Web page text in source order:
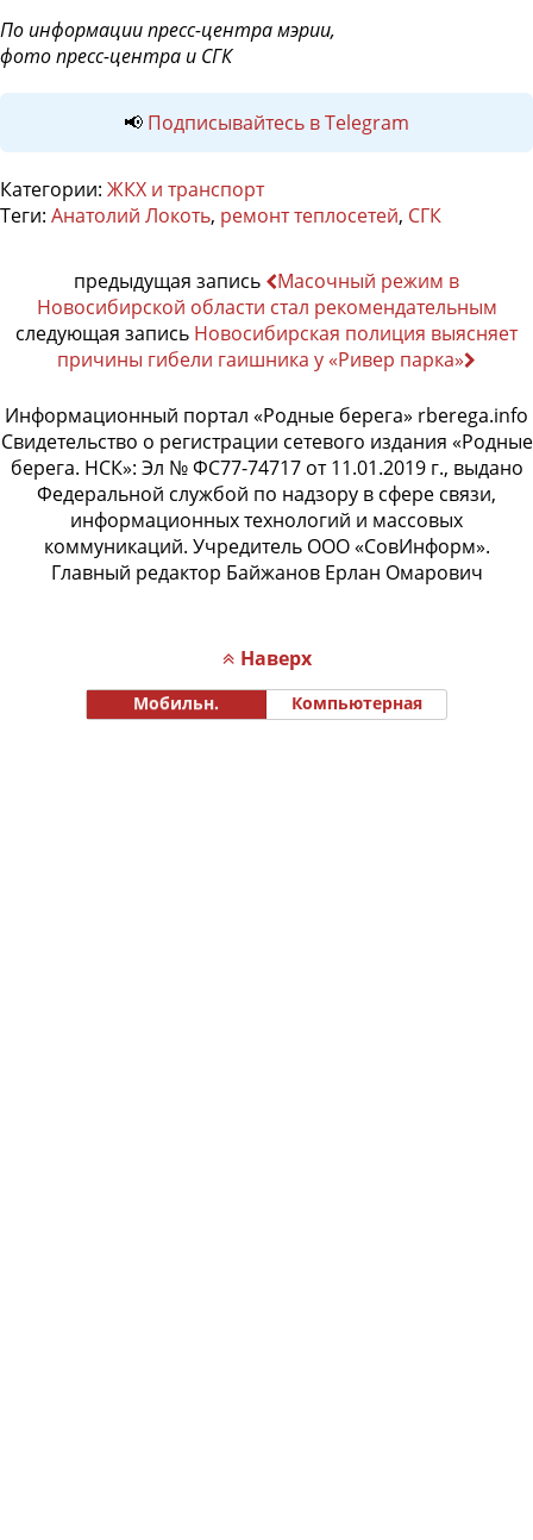
По информации пресс-центра мэрии,
фото пресс-центра и СГК
📢 Подписывайтесь в Telegram
Категории: ЖКХ и транспорт
Теги: Анатолий Локоть, ремонт теплосетей, СГК
предыдущая запись
Масочный режим в
Новосибирской области стал рекомендательным
следующая запись Новосибирская полиция выясняет
причины гибели гаишника у «Ривер парка»
Информационный портал «Родные берега» rberega.info
Свидетельство о регистрации сетевого издания «Родные
берега. НСК»: Эл № ФС77-74717 от 11.01.2019 г., выдано
Федеральной службой по надзору в сфере связи,
информационных технологий и массовых
коммуникаций. Учредитель ООО «СовИнформ».
Главный редактор Байжанов Ерлан Омарович
Наверх
Мобильн. Компьютерная